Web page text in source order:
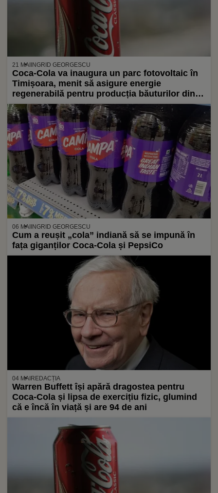
21 MAI INGRID GEORGESCU
Coca-Cola va inaugura un parc fotovoltaic în
Timișoara, menit să asigure energie
regenerabilă pentru producția băuturilor din
portofoliul companiei
06 MAI INGRID GEORGESCU
Cum a reușit „cola” indiană să se impună în
fața giganților Coca-Cola și PepsiCo
04 MAI REDACȚIA
Warren Buffett își apără dragostea pentru
Coca-Cola și lipsa de exercițiu fizic, glumind
că e încă în viață și are 94 de ani